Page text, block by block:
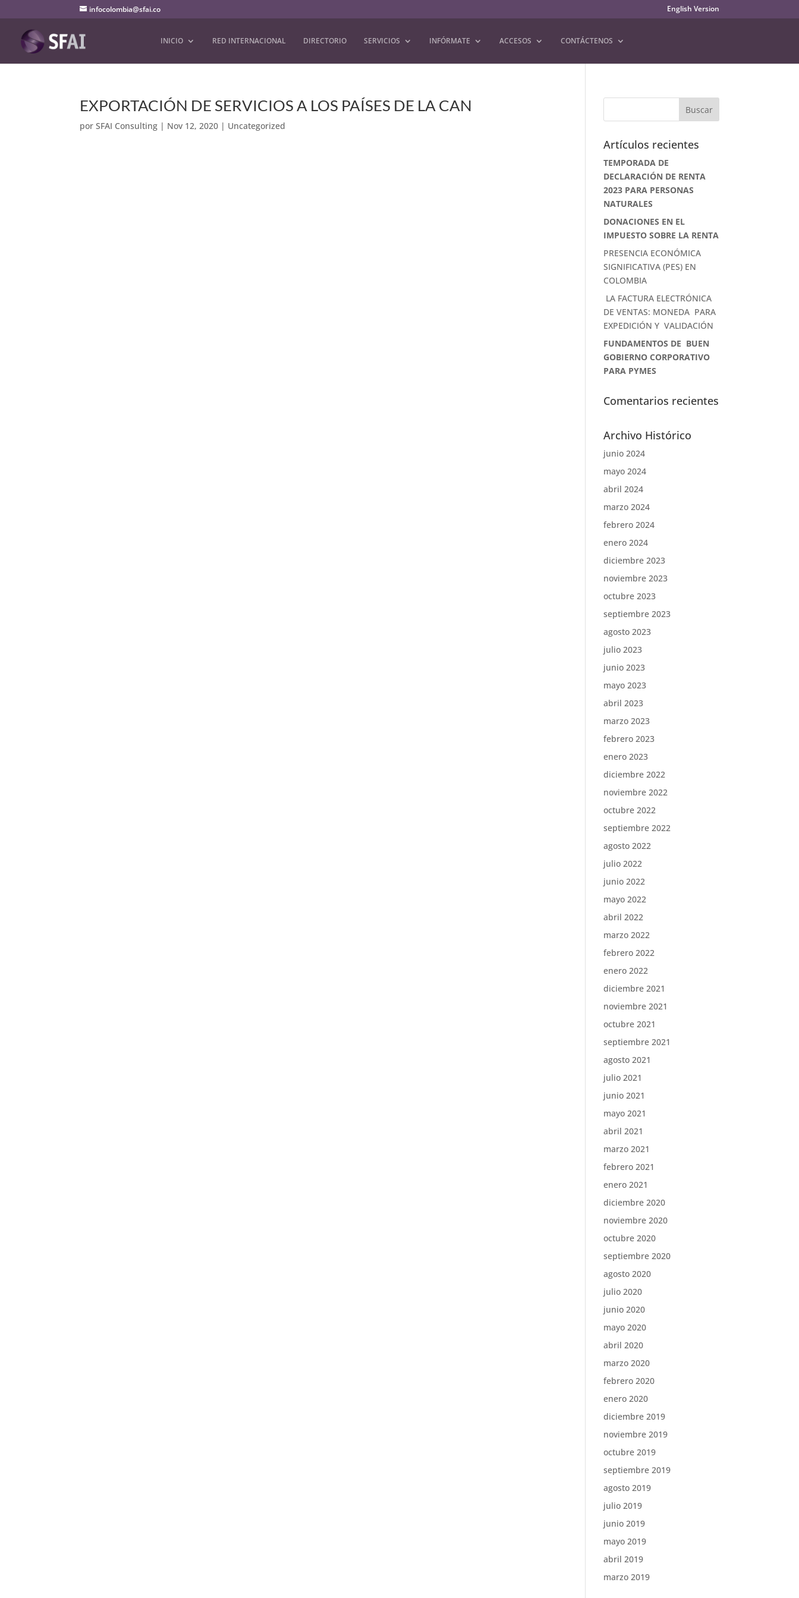
infocolombia@sfai.co English Version
INICIO RED INTERNACIONAL DIRECTORIO SERVICIOS INFÓRMATE ACCESOS CONTÁCTENOS
EXPORTACIÓN DE SERVICIOS A LOS PAÍSES DE LA CAN
porSFAI Consulting | Nov 12, 2020 | Uncategorized
Artículos recientes
TEMPORADA DE
DECLARACIÓN DE RENTA
2023 PARA PERSONAS
NATURALES
DONACIONES EN EL
IMPUESTO SOBRE LA RENTA
PRESENCIA ECONÓMICA
SIGNIFICATIVA (PES) EN
COLOMBIA
LA FACTURA ELECTRÓNICA
DE VENTAS: MONEDA PARA
EXPEDICIÓN Y VALIDACIÓN
FUNDAMENTOS DE BUEN
GOBIERNO CORPORATIVO
PARA PYMES
Comentarios recientes
Archivo Histórico
junio 2024
mayo 2024
abril 2024
marzo 2024
febrero 2024
enero 2024
diciembre 2023
noviembre 2023
octubre 2023
septiembre 2023
agosto 2023
julio 2023
junio 2023
mayo 2023
abril 2023
marzo 2023
febrero 2023
enero 2023
diciembre 2022
noviembre 2022
octubre 2022
septiembre 2022
agosto 2022
julio 2022
junio 2022
mayo 2022
abril 2022
marzo 2022
febrero 2022
enero 2022
diciembre 2021
noviembre 2021
octubre 2021
septiembre 2021
agosto 2021
julio 2021
junio 2021
mayo 2021
abril 2021
marzo 2021
febrero 2021
enero 2021
diciembre 2020
noviembre 2020
octubre 2020
septiembre 2020
agosto 2020
julio 2020
junio 2020
mayo 2020
abril 2020
marzo 2020
febrero 2020
enero 2020
diciembre 2019
noviembre 2019
octubre 2019
septiembre 2019
agosto 2019
julio 2019
junio 2019
mayo 2019
abril 2019
marzo 2019